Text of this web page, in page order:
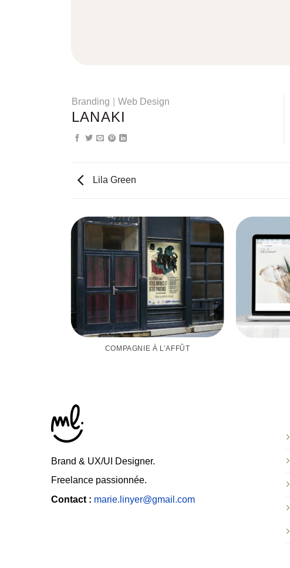
Branding Web Design
LANAKI
Lila Green
COMPAGNIE À L’AFFÛT
Brand & UX/UI Designer.
Freelance passionnée.
Contact : marie.linyer@gmail.com